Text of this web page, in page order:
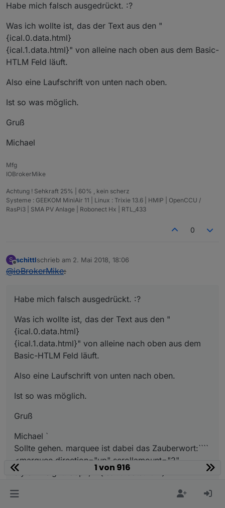
Habe mich falsch ausgedrückt. :?
Was ich wollte ist, das der Text aus den "
{ical.0.data.html}
{ical.1.data.html}" von alleine nach oben aus dem Basic-
HTLM Feld läuft.
Also eine Laufschrift von unten nach oben.
Ist so was möglich.
Gruß
Michael
Mfg
IOBrokerMike
Achtung ! Sehkraft 25% | 60% , kein scherz
Systeme : GEEKOM MiniAir 11 | Linux : Trixie 13.6 | HMIP | OpenCCU /
RasPi3 | SMA PV Anlage | Robonect Hx | RTL_433
0
S
Offline
schittlschrieb am 2. Mai 2018, 18:06
zuletzt editiert von
@ioBrokerMike:
Habe mich falsch ausgedrückt. :?
Was ich wollte ist, das der Text aus den "
{ical.0.data.html}
{ical.1.data.html}" von alleine nach oben aus dem
Basic-HTLM Feld läuft.
Also eine Laufschrift von unten nach oben.
Ist so was möglich.
Gruß
Michael `
Sollte gehen. marquee ist dabei das Zauberwort:````
<marquee direction="up" scrollamount="2"
style="height: 80px;">{ical.0.data.html}
1 von 916